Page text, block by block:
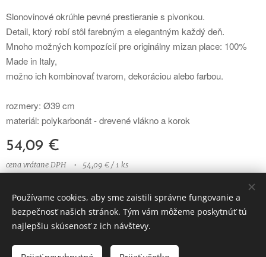
Slonovinové okrúhle pevné prestieranie s pivonkou.
Detail, ktorý robí stôl farebným a elegantným každý deň.
Mnoho možných kompozícií pre originálny mizan place: 100%
Made in Italy,
možno ich kombinovať tvarom, dekoráciou alebo farbou.
rozmery: Ø39 cm
materiál: polykarbonát - drevené vlákno a korok
54,09 €
cena vrátane DPH 54,09 € / 1 ks
Používame cookies, aby sme zaistili správne fungovanie a
bezpečnosť našich stránok. Tým vám môžeme poskytnúť tú
najlepšiu skúsenosť z ich návštevy.